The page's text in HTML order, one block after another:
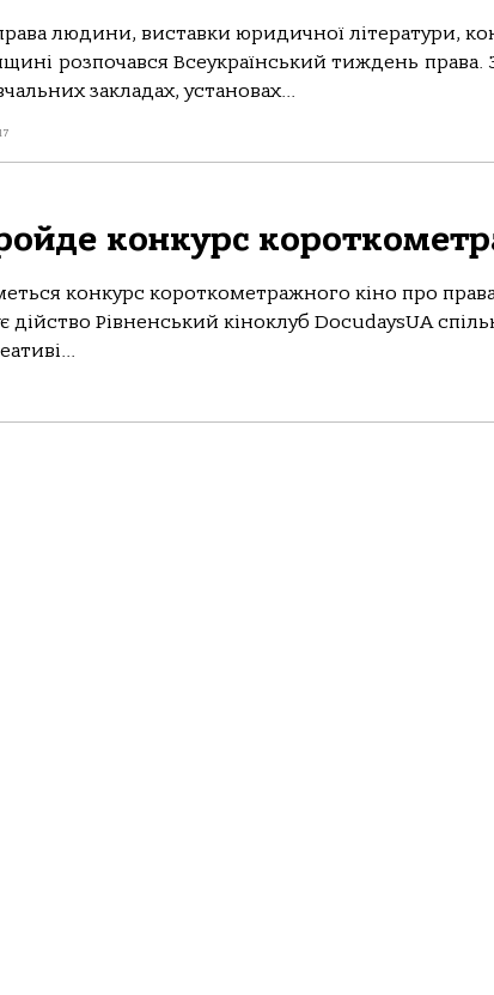
людини, виставки юридичної літератури,
розпочався Всеукраїнський тиждень права.
закладах, установах...
конкурс
конкурс короткометражного кіно про
дійство Рівненський кіноклуб DocudaysUA